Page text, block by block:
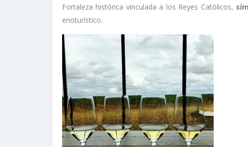
Fortaleza histórica vinculada a los Reyes Católicos,
enoturístico.